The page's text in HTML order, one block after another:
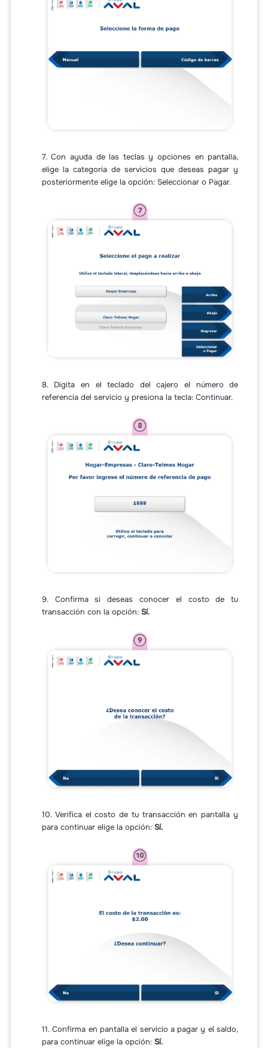
7. Con ayuda de las teclas y opciones en pantalla,
elige la categoría de servicios que deseas pagar y
posteriormente elige la opción: Seleccionar o Pagar.
8. Digita en el teclado del cajero el número de
referencia del servicio y presiona la tecla: Continuar.
9. Confirma si deseas conocer el costo de tu
transacción con la opción: Sí.
10. Verifica el costo de tu transacción en pantalla y
para continuar elige la opción: Sí.
11. Confirma en pantalla el servicio a pagar y el saldo,
para continuar elige la opción: Sí.